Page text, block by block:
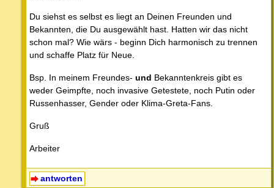
Du siehst es selbst es liegt an Deinen Freunden und
Bekannten, die Du ausgewählt hast. Hatten wir das nicht
schon mal? Wie wärs - beginn Dich harmonisch zu trennen
und schaffe Platz für Neue.
Bsp. In meinem Freundes- und Bekanntenkreis gibt es
weder Geimpfte, noch invasive Getestete, noch Putin oder
Russenhasser, Gender oder Klima-Greta-Fans.
Gruß
Arbeiter
antworten